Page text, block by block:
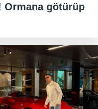
Ormana götürüp